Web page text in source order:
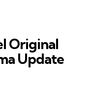

Update